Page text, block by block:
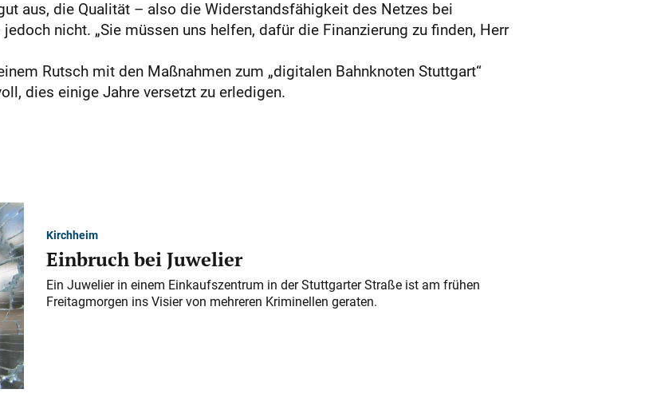
aus, die Qualität – also die Widerstandsfähigkeit des Netzes bei
nicht. „Sie müssen uns helfen, dafür die Finanzierung zu finden, Herr
Rutsch mit den Maßnahmen zum „digitalen Bahnknoten Stuttgart“
dies einige Jahre versetzt zu erledigen.
Kirchheim
Einbruch bei Juwelier
Ein Juwelier in einem Einkaufszentrum in der Stuttgarter Straße ist am frühen
Freitagmorgen ins Visier von mehreren Kriminellen geraten.